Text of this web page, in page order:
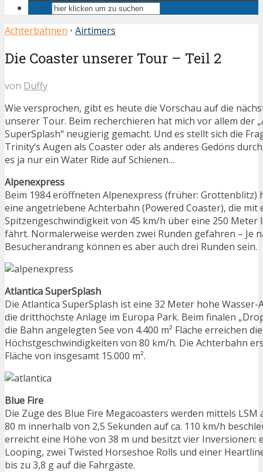
Achterbahnen • Airtimers
Die Coaster unserer Tour – Teil 2
von Duffy
Wie versprochen, gibt es heute die Vorschau auf die
unserer Tour. Beim recherchieren hat mich vor allem der
SuperSplash“ neugierig gemacht. Und es stellt sich die
Trinity‘s Augen als Coaster oder als anderes Gedöns
es ja nur ein Water Ride auf Schienen…
Alpenexpress
Beim 1984 eröffneten Alpenexpress (früher: Grottenblitz)
eine angetriebene Achterbahn (Powered Coaster), die mit
Spitzengeschwindigkeit von 45 km/h über eine 250 Meter
fährt. Normalerweise werden zwei Runden gefahren – Je
Besucherandrang können es aber auch drei Runden sein.
Atlantica SuperSplash
Die Atlantica SuperSplash ist eine 32 Meter hohe
die dritthöchste Anlage im Europa Park. Beim finalen
die Bahn angelegten See von 4.400 m² Fläche erreichen
Höchstgeschwindigkeiten von 80 km/h. Die Achterbahn
Fläche von insgesamt 15.000 m².
Blue Fire
Die Züge des Blue Fire Megacoasters werden mittels
80 m innerhalb von 2,5 Sekunden auf ca. 110 km/h
erreicht eine Höhe von 38 m und besitzt vier Inversionen:
Looping, zwei Twisted Horseshoe Rolls und einer
bis zu 3,8 g auf die Fahrgäste.